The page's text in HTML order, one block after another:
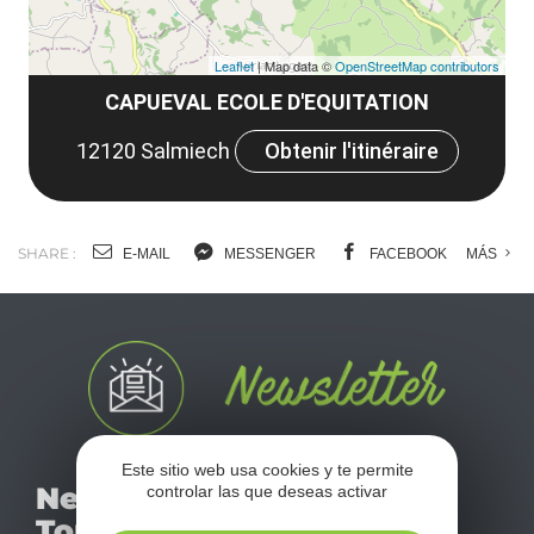
CAPUEVAL ECOLE D'EQUITATION
12120 Salmiech
Obtenir l'itinéraire
Leaflet| Map data ©OpenStreetMap contributors
SHARE : E-MAIL MESSENGER FACEBOOK MÁS
Newsletter
No se pierda nuestro
mensual newsletter y
Este sitio web usa cookies y te permite
controlar las que deseas activar